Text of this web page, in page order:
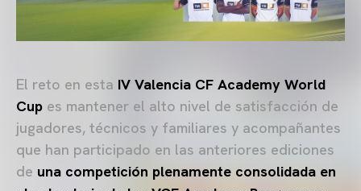
El reto en esta IV Valencia CF Academy World
Cup es mantener el alto nivel de satisfacción de
jugadores, técnicos y familiares y acompañantes
que han participado en las anteriores ediciones
de una competición plenamente consolidada en